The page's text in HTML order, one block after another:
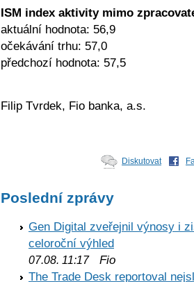
ISM index aktivity mimo
aktuální hodnota: 56,9
očekávání trhu: 57,0
předchozí hodnota: 57,5
Filip Tvrdek, Fio banka, a.s.
Diskutovat
Poslední zprávy
Gen Digital zveřejnil výnosy i
celoroční výhled
07.08. 11:17Fio
The Trade Desk reportoval